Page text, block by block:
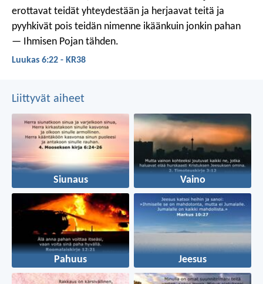
erottavat teidät yhteydestään ja herjaavat teitä ja
pyyhkivät pois teidän nimenne ikäänkuin jonkin pahan
— Ihmisen Pojan tähden.
Luukas 6:22 - KR38
Liittyvät aiheet
Siunaus Vaino
Pahuus Jeesus